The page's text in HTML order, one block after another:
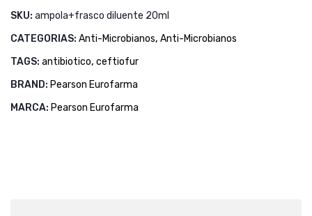
SKU: ampola+frasco diluente 20ml
CATEGORIAS: Anti-Microbianos, Anti-Microbianos
TAGS: antibiotico, ceftiofur
BRAND: Pearson Eurofarma
MARCA: Pearson Eurofarma